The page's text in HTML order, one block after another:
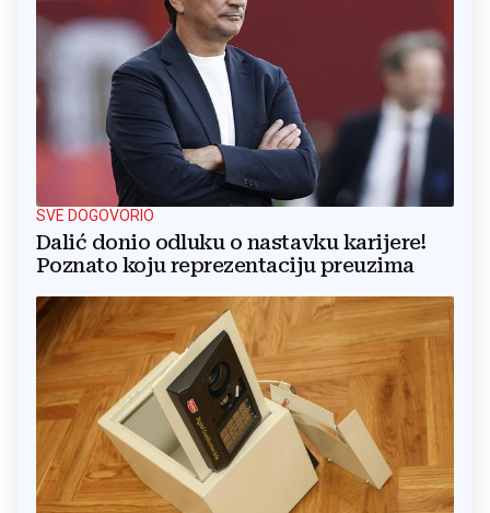
SVE DOGOVORIO
Dalić donio odluku o nastavku karijere!
Poznato koju reprezentaciju preuzima